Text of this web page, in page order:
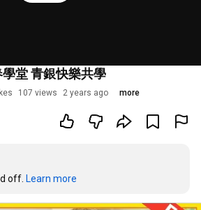
堂 青銀快樂共學
107 views 2 years ago more
off. Learn more